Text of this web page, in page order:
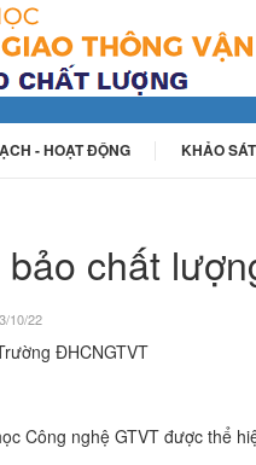
- HOẠT ĐỘNG KHẢO SÁT
chất
10/22
ĐHCNGTVT
Công nghệ GTVT được thể